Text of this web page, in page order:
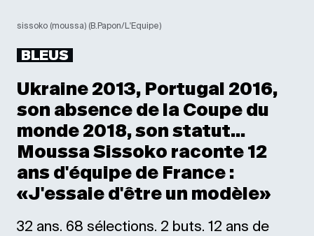
sissoko (moussa) (B.Papon/L'Equipe)
BLEUS
Ukraine 2013, Portugal 2016,
son absence de la Coupe du
monde 2018, son statut...
Moussa Sissoko raconte 12
ans d'équipe de France :
«J'essaie d'être un modèle»
32 ans. 68 sélections. 2 buts. 12 ans de